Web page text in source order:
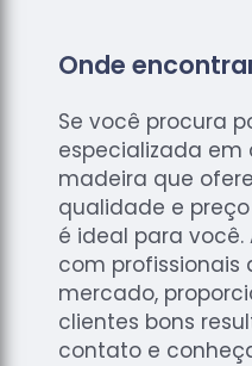
Onde
Se você procura
especializada em
madeira que
qualidade e preço
é ideal para
com profissionais
mercado,
clientes bons
contato e